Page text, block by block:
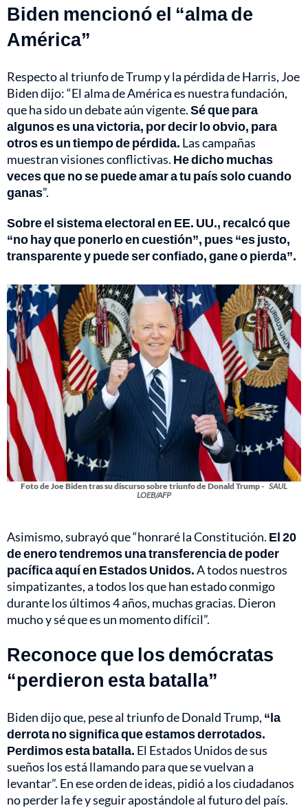
Biden mencionó el “alma de
América”
Respecto al triunfo de Trump y la pérdida de Harris, Joe
Biden dijo: “El alma de América es nuestra fundación,
que ha sido un debate aún vigente.Sé que para
algunos es una victoria, por decir lo obvio, para
otros es un tiempo de pérdida. Las campañas
muestran visiones conflictivas. He dicho muchas
veces que no se puede amar a tu país solo cuando
ganas”.
Sobre el sistema electoral en EE. UU., recalcó que
“no hay que ponerlo en cuestión”, pues “es justo,
transparente y puede ser confiado, gane o pierda”.
Foto de Joe Biden tras su discurso sobre triunfo de Donald Trump - SAUL
LOEB/AFP
Asimismo, subrayó que “honraré la Constitución. El 20
de enero tendremos una transferencia de poder
pacífica aquí en Estados Unidos.A todos nuestros
simpatizantes, a todos los que han estado conmigo
durante los últimos 4 años, muchas gracias. Dieron
mucho y sé que es un momento difícil”.
Reconoce que los demócratas
“perdieron esta batalla”
Biden dijo que, pese al triunfo de Donald Trump, “la
derrota no significa que estamos derrotados.
Perdimos esta batalla. El Estados Unidos de sus
sueños los está llamando para que se vuelvan a
levantar”. En ese orden de ideas, pidió a los ciudadanos
no perder la fe y seguir apostándole al futuro del país.